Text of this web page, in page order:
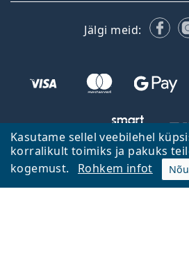
Kasutame sellel veebilehel
korralikult toimiks ja pakuks
kogemust.
Rohkem infot
Jälgi meid:
Tagasi avalehele
Lentiamo.ee kuulub ja seda haldab